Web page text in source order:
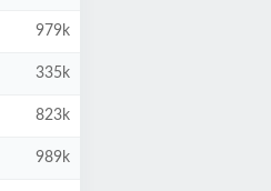
979k
335k
823k
989k